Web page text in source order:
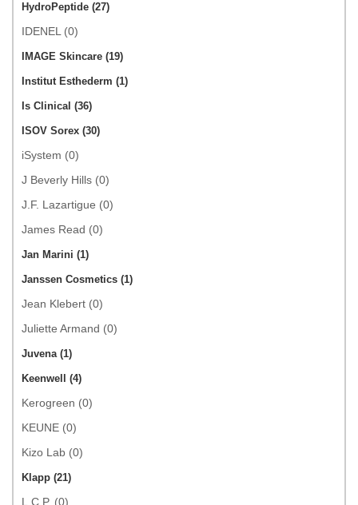
HydroPeptide (27)
IDENEL (0)
IMAGE Skincare (19)
Institut Esthederm (1)
Is Clinical (36)
ISOV Sorex (30)
iSystem (0)
J Beverly Hills (0)
J.F. Lazartigue (0)
James Read (0)
Jan Marini (1)
Janssen Cosmetics (1)
Jean Klebert (0)
Juliette Armand (0)
Juvena (1)
Keenwell (4)
Kerogreen (0)
KEUNE (0)
Kizo Lab (0)
Klapp (21)
L.C.P. (0)